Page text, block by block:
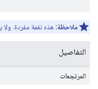
ملاحظة: هذه نغمة مفردة.
التفاصيل
المرتجعات